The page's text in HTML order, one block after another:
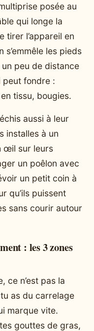
posée au
qui longe la
tirer l’appareil en
s’emmêle les pieds
peu de distance
peut fondre :
tissu, bougies.
aussi à leur
installes à un
œil sur leurs
un poêlon avec
un petit coin à
qu’ils puissent
sans courir autour
: les 3 zones
ce n’est pas la
as du carrelage
marque vite.
gouttes de gras,